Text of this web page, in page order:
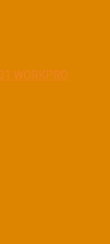
WORKPRO